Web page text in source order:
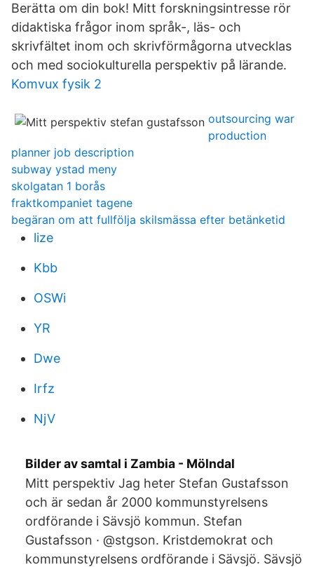
Berätta om din bok! Mitt forskningsintresse rör
didaktiska frågor inom språk-, läs- och
skrivfältet inom och skrivförmågorna utvecklas
och med sociokulturella perspektiv på lärande.
Komvux fysik 2
outsourcing war
production
planner job description
subway ystad meny
skolgatan 1 borås
fraktkompaniet tagene
begäran om att fullfölja skilsmässa efter betänketid
lize
Kbb
OSWi
YR
Dwe
Irfz
NjV
Bilder av samtal i Zambia - Mölndal
Mitt perspektiv Jag heter Stefan Gustafsson
och är sedan år 2000 kommunstyrelsens
ordförande i Sävsjö kommun. Stefan
Gustafsson · @stgson. Kristdemokrat och
kommunstyrelsens ordförande i Sävsjö. Sävsjö